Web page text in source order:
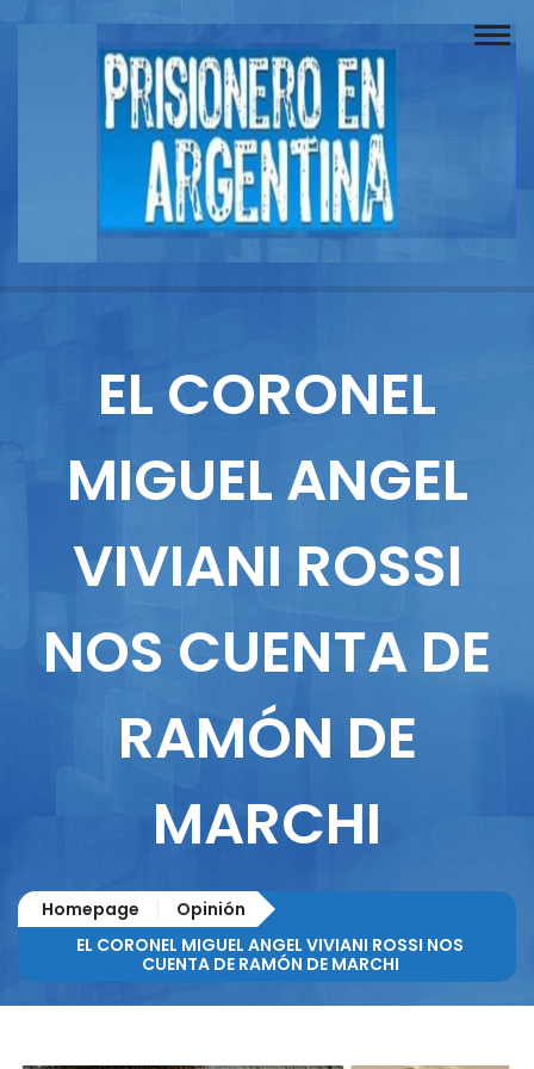
Buscador
Documentos
Reportajes
Columnistas
EL CORONEL
MIGUEL ANGEL
VIVIANI ROSSI
NOS CUENTA DE
RAMÓN DE
MARCHI
Homepage
Opinión
EL CORONEL MIGUEL ANGEL VIVIANI ROSSI NOS
CUENTA DE RAMÓN DE MARCHI